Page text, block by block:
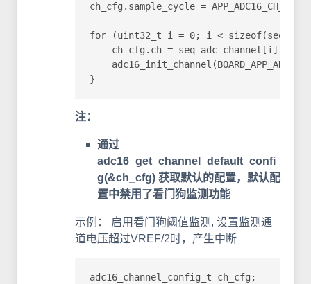
ch_cfg.sample_cycle =
for (uint32_t i = 0; i <
    ch_cfg.ch = seq_adc_channel[i];
}
注：
通过
adc16_get_channel_default_confi
g(&ch_cfg) 获取默认的配置，默认配
置中禁用了看门狗监测功能
示例： 启用看门狗阈值监测, 设置监测通
道电压超过VREF/2时，产生中断
adc16_channel_config_t ch_cfg;